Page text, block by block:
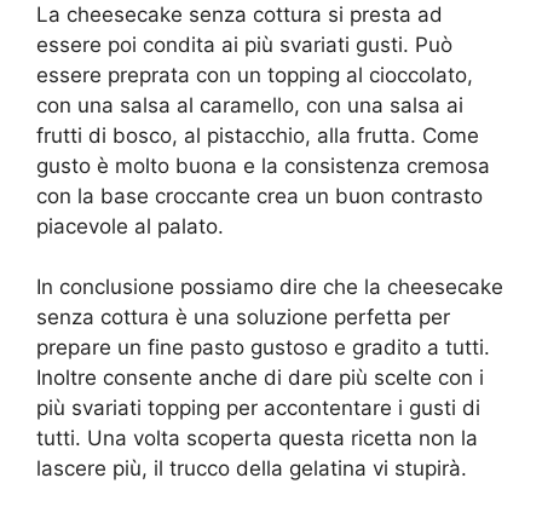
La cheesecake senza cottura si presta ad
essere poi condita ai più svariati gusti. Può
essere preprata con un topping al cioccolato,
con una salsa al caramello, con una salsa ai
frutti di bosco, al pistacchio, alla frutta. Come
gusto è molto buona e la consistenza cremosa
con la base croccante crea un buon contrasto
piacevole al palato.
In conclusione possiamo dire che la cheesecake
senza cottura è una soluzione perfetta per
prepare un fine pasto gustoso e gradito a tutti.
Inoltre consente anche di dare più scelte con i
più svariati topping per accontentare i gusti di
tutti. Una volta scoperta questa ricetta non la
lascere più, il trucco della gelatina vi stupirà.